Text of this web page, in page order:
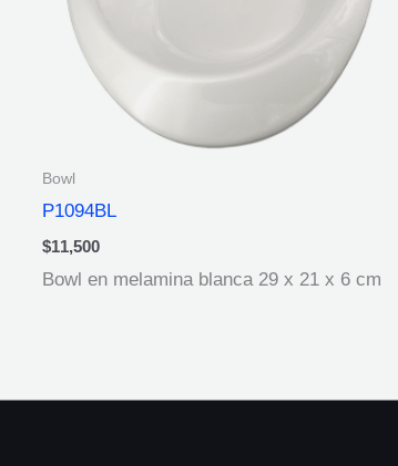
Bowl
P1094BL
$11,500
Bowl en melamina blanca 29 x 21 x 6 cm